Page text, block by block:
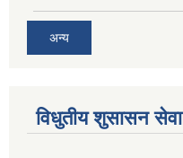
अन्य
विधुतीय शुसासन सेवा